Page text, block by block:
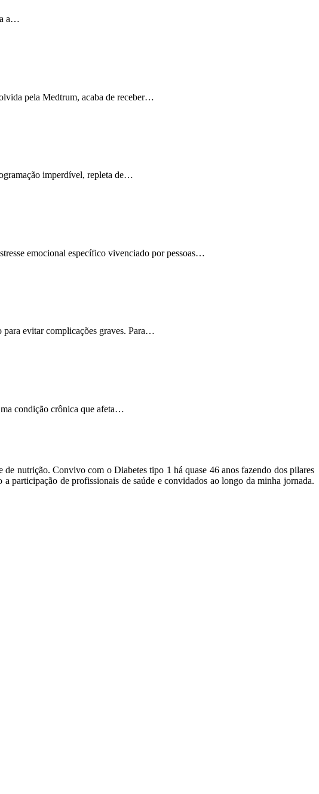
a…
pela Medtrum, acaba de receber…
imperdível, repleta de…
emocional específico vivenciado por pessoas…
para evitar complicações graves. Para…
condição crônica que afeta…
nutrição. Convivo com o Diabetes tipo 1 há quase 46 anos fazendo dos pilares
participação de profissionais de saúde e convidados ao longo da minha jornada.